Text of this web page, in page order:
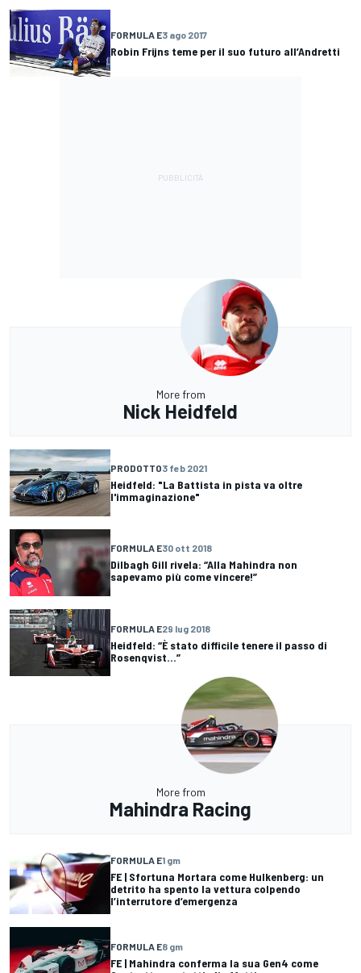
FORMULA E3 ago 2017
Robin Frijns teme per il suo futuro all’Andretti
More from
Nick Heidfeld
PRODOTTO3 feb 2021
Heidfeld: "La Battista in pista va oltre
l'immaginazione"
FORMULA E30 ott 2018
Dilbagh Gill rivela: “Alla Mahindra non
sapevamo più come vincere!”
FORMULA E29 lug 2018
Heidfeld: “È stato difficile tenere il passo di
Rosenqvist...”
More from
Mahindra Racing
FORMULA E1 gm
FE | Sfortuna Mortara come Hulkenberg: un
detrito ha spento la vettura colpendo
l’interrutore d’emergenza
FORMULA E8 gm
FE | Mahindra conferma la sua Gen4 come